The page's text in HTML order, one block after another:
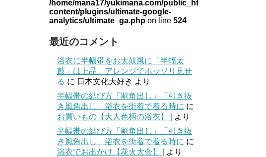
/home/mana17/yukimana.com/public_html/wp-
content/plugins/ultimate-google-
analytics/ultimate_ga.php on line 524
最近のコメント
浴衣に半幅帯をお太鼓風に「半幅太
鼓」は上品 アレンジでホッソリ見せ
る に 日本文化大好き より
半幅帯の結び方「割角出し」「引き抜
き風角出し」浴衣を街着で着る時に に
お買いもの【大人色柄の浴衣】 |
より
半幅帯の結び方「割角出し」「引き抜
き風角出し」浴衣を街着で着る時に に
浴衣でお出かけ【花火大会】 |
より